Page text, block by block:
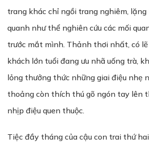
trang khác chỉ ngồi trang nghiêm, lặng
quanh như thể nghiên cứu các mối
trước mắt mình. Thảnh thơi nhất, có
khách lớn tuổi đang ưu nhã uống trà,
lỏng thưởng thức những giai điệu nhẹ
thoảng còn thích thú gõ ngón tay lên
nhịp điệu quen thuộc.
Tiệc đầy tháng của cậu con trai thứ